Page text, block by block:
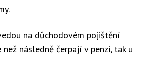
na důchodovém pojištění
následně čerpají v penzi, tak u